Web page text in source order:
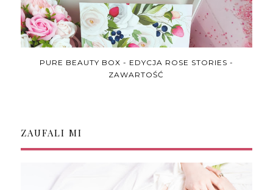
PURE BEAUTY BOX - EDYCJA ROSE STORIES -
ZAWARTOŚĆ
ZAUFALI MI